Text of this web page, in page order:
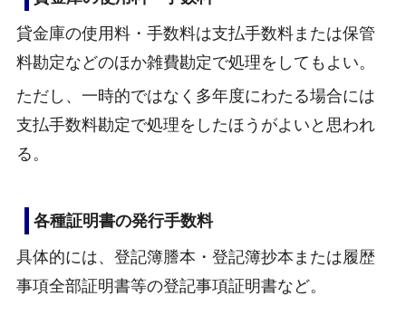
貸金庫の使用料・手数料は支払手数料または保管
料勘定などのほか雑費勘定で処理をしてもよい。
ただし、一時的ではなく多年度にわたる場合には
支払手数料勘定で処理をしたほうがよいと思われ
る。
各種証明書の発行手数料
具体的には、登記簿謄本・登記簿抄本または履歴
事項全部証明書等の登記事項証明書など。